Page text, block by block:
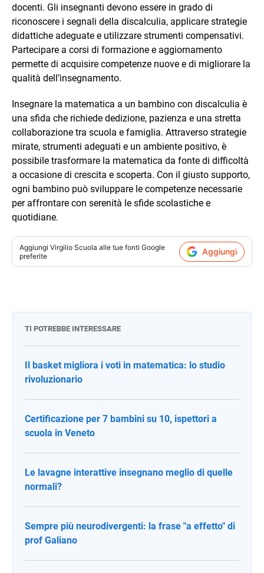
docenti. Gli insegnanti devono essere in grado di
riconoscere i segnali della discalculia, applicare strategie
didattiche adeguate e utilizzare strumenti compensativi.
Partecipare a corsi di formazione e aggiornamento
permette di acquisire competenze nuove e di migliorare la
qualità dell’insegnamento.
Insegnare la matematica a un bambino con discalculia è
una sfida che richiede dedizione, pazienza e una stretta
collaborazione tra scuola e famiglia. Attraverso strategie
mirate, strumenti adeguati e un ambiente positivo, è
possibile trasformare la matematica da fonte di difficoltà
a occasione di crescita e scoperta. Con il giusto supporto,
ogni bambino può sviluppare le competenze necessarie
per affrontare con serenità le sfide scolastiche e
quotidiane.
Aggiungi Virgilio Scuola alle tue fonti Google
preferite
Aggiungi
TI POTREBBE INTERESSARE
Il basket migliora i voti in matematica: lo studio
rivoluzionario
Certificazione per 7 bambini su 10, ispettori a
scuola in Veneto
Le lavagne interattive insegnano meglio di quelle
normali?
Sempre più neurodivergenti: la frase "a effetto" di
prof Galiano